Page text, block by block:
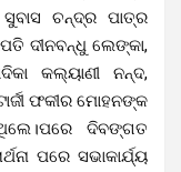
ଚନ୍ଦ୍ର ପାତ୍ର
ଦୀନବନ୍ଧୁ ଲେଙ୍କା,
କଲ୍ୟାଣୀ ନନ୍ଦ,
ଫକୀର ମୋହନଙ୍କ
ଦିବଙ୍ଗତ
ପରେ ସଭାକାର୍ଯ୍ୟ